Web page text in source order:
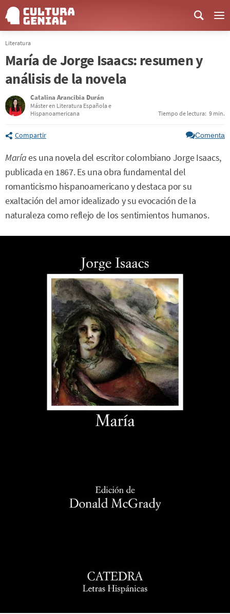
Literatura
María de Jorge Isaacs: resumen y
análisis de la novela
Catalina Arancibia Durán
Máster en Literatura Española e
Hispanoamericana
Tiempo de lectura: 9 min.
Compartir Comenta
Maríaes una novela del escritor colombiano Jorge Isaacs,
publicada en 1867. Es una obra fundamental del
romanticismo hispanoamericano y destaca por su
exaltación del amor idealizado y su evocación de la
naturaleza como reflejo de los sentimientos humanos.